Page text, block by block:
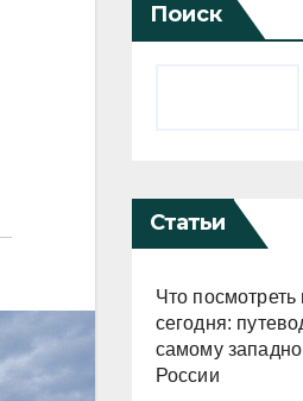
Поиск
Статьи
Что
сегодня:
самому
России